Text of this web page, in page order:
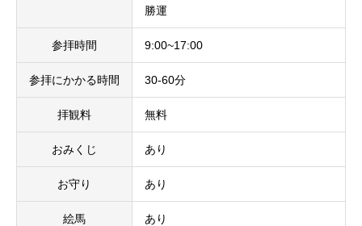
勝運
参拝時間 9:00~17:00
参拝にかかる時間 30-60分
拝観料 無料
おみくじ あり
お守り あり
絵馬 あり